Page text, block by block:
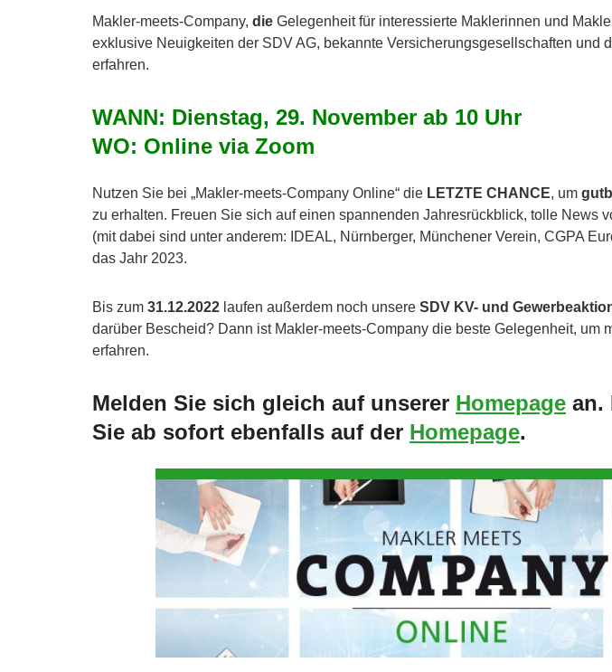
Makler-meets-Company, die Gelegenheit für interessierte Maklerinnen und
exklusive Neuigkeiten der SDV AG, bekannte Versicherungsgesellschaften und
erfahren.
WANN: Dienstag, 29. November ab 10 Uhr
WO: Online via Zoom
Nutzen Sie bei „Makler-meets-Company Online“ die LETZTE CHANCE, um
zu erhalten. Freuen Sie sich auf einen spannenden Jahresrückblick, tolle News
(mit dabei sind unter anderem: IDEAL, Nürnberger, Münchener Verein, CGPA
das Jahr 2023.
Bis zum 31.12.2022 laufen außerdem noch unsere SDV KV- und
darüber Bescheid? Dann ist Makler-meets-Company die beste Gelegenheit, um
erfahren.
Melden Sie sich gleich auf unserer Homepage an.
Sie ab sofort ebenfalls auf der Homepage.